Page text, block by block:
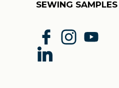
SEWING SAMPLES